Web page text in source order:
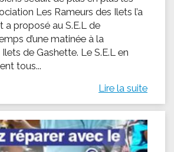
Les Rameurs des Ilets l’a
a proposé au S.E.L de
d’une matinée à la
de Gashette. Le S.E.L en
tous...
Lire la suite